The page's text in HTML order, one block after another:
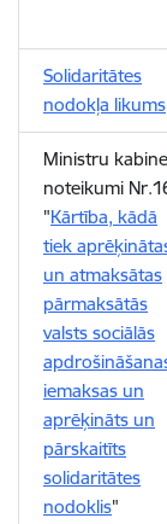
Solidaritātes
nodokļa likums
Ministru
noteikumi
"Kārtība, kādā
tiek
un atmaksātas
pārmaksātās
valsts sociālās
iemaksas un
aprēķināts un
pārskaitīts
solidaritātes
nodoklis"